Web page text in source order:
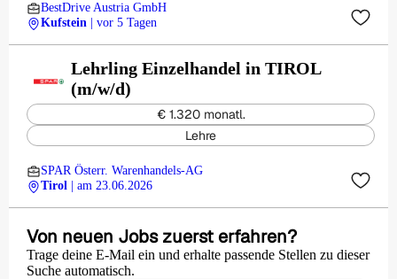
BestDrive Austria GmbH
Kufstein
| vor 5 Tagen
Lehrling Einzelhandel in TIROL
(m/w/d)
€ 1.320 monatl.
Lehre
SPAR Österr. Warenhandels-AG
Tirol
| am 23.06.2026
Von neuen Jobs zuerst erfahren?
Trage deine E-Mail ein und erhalte passende Stellen zu dieser
Suche automatisch.